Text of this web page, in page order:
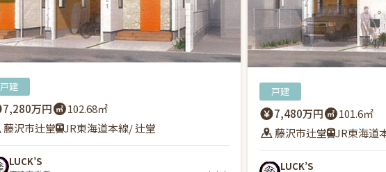
戸建
7,280万円
102.68㎡
藤沢市辻堂 JR東海道本線/ 辻堂
LUCK’S
戸建
7,480万円
101.6㎡
藤沢市辻堂
JR東海道
LUCK’S